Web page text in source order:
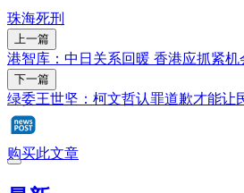
珠海死刑
上一篇
港智库：中日关系回暖 香港应抓紧机
下一篇
绿委王世坚：柯文哲认罪道歉才能让
购买此文章